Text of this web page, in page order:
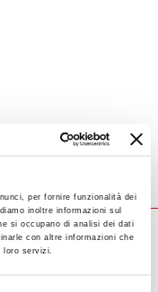
per fornire funzionalità dei
inoltre informazioni sul
si occupano di analisi dei dati
con altre informazioni che
servizi.